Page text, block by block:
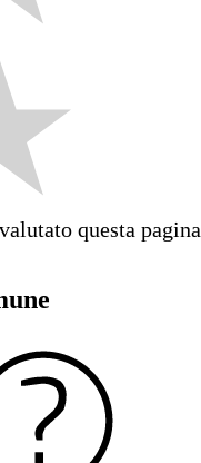
questa pagina